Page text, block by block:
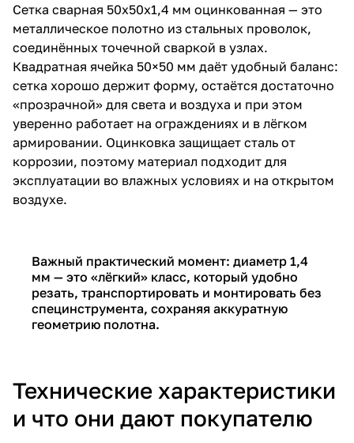
Сетка сварная 50х50х1,4 мм оцинкованная — это
металлическое полотно из стальных проволок,
соединённых точечной сваркой в узлах.
Квадратная ячейка 50×50 мм даёт удобный баланс:
сетка хорошо держит форму, остаётся достаточно
«прозрачной» для света и воздуха и при этом
уверенно работает на ограждениях и в лёгком
армировании. Оцинковка защищает сталь от
коррозии, поэтому материал подходит для
эксплуатации во влажных условиях и на открытом
воздухе.
Важный практический момент: диаметр 1,4
мм — это «лёгкий» класс, который удобно
резать, транспортировать и монтировать без
специнструмента, сохраняя аккуратную
геометрию полотна.
Технические характеристики
и что они дают покупателю